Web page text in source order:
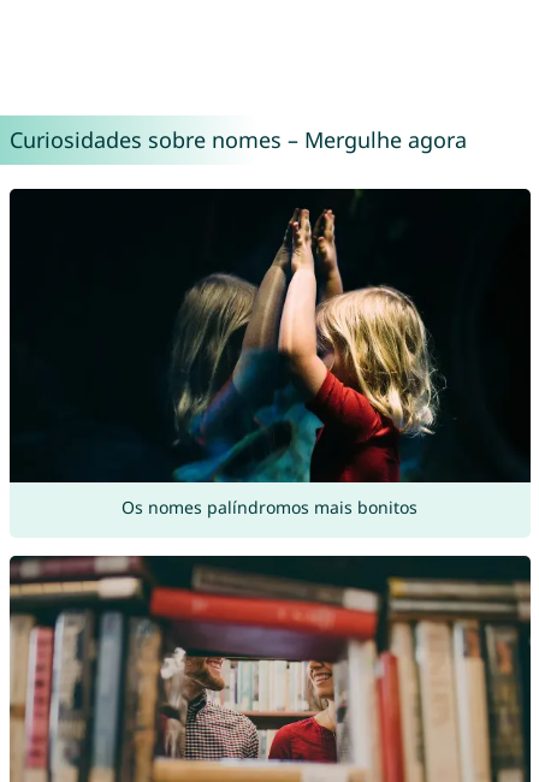
Curiosidades sobre nomes – Mergulhe agora
Os nomes palíndromos mais bonitos